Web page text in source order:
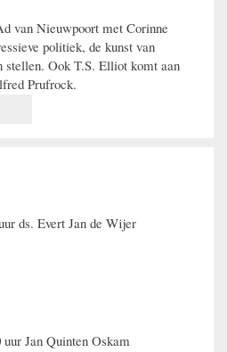
van Nieuwpoort met Corinne
politiek, de kunst van
stellen. Ook T.S. Elliot komt aan
Prufrock.
ds. Evert Jan de Wijer
uur Jan Quinten Oskam